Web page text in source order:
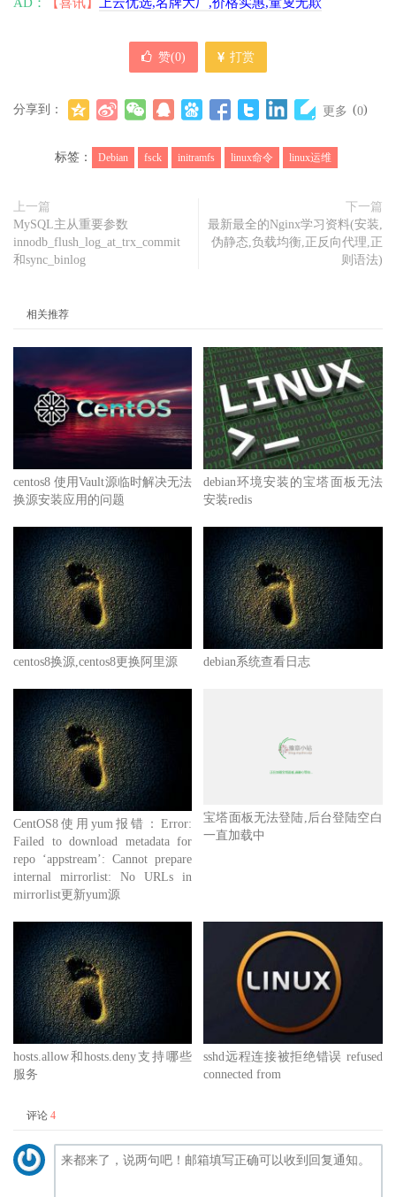
赞(0) 打赏
分享到： 更多 (0)
标签： Debian fsck initramfs linux命令 linux运维
上一篇
MySQL主从重要参数
innodb_flush_log_at_trx_commit
和sync_binlog
下一篇
最新最全的Nginx学习资料(安装,
伪静态,负载均衡,正反向代理,正
则语法)
相关推荐
centos8 使用Vault源临时解决无法
换源安装应用的问题
debian环境安装的宝塔面板无法
安装redis
centos8换源,centos8更换阿里源 debian系统查看日志
CentOS8使用yum报错：Error:
Failed to download metadata for
repo ‘appstream’: Cannot prepare
internal mirrorlist: No URLs in
mirrorlist更新yum源
宝塔面板无法登陆,后台登陆空白
一直加载中
hosts.allow和hosts.deny支持哪些
服务
sshd远程连接被拒绝错误 refused
connected from
评论 4